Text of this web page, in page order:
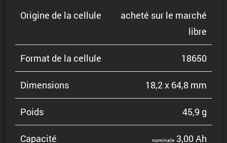
Origine de la cellule
acheté sur le marché
libre
Format de la cellule 18650
Dimen­sions 18,2 x 64,8 mm
Poids 45,9 g
Capacité nominale 3,00 Ah